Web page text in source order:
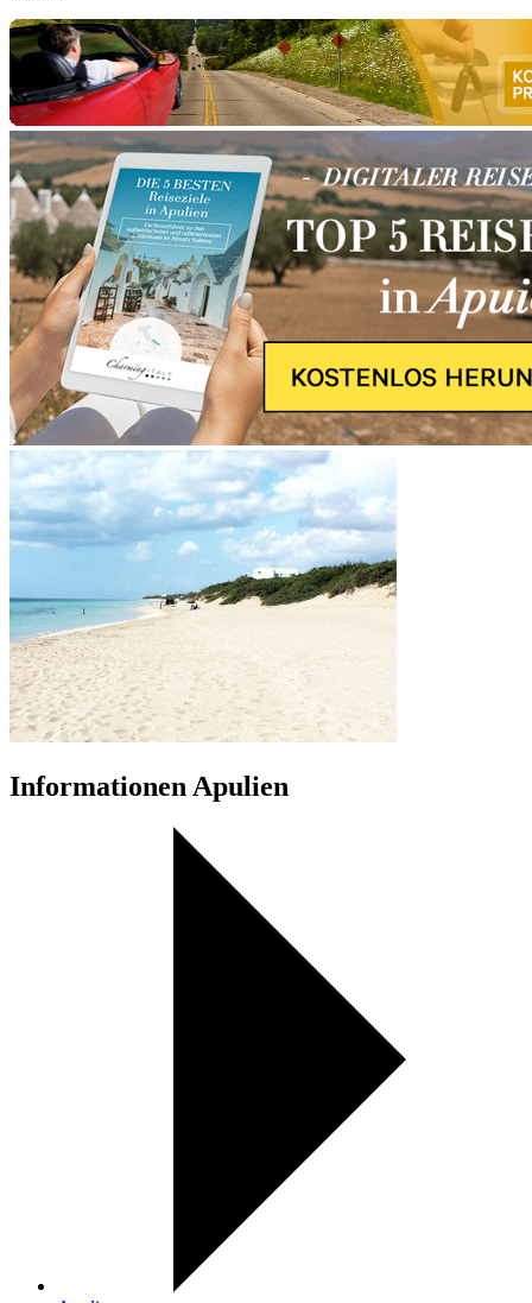
Informationen Apulien